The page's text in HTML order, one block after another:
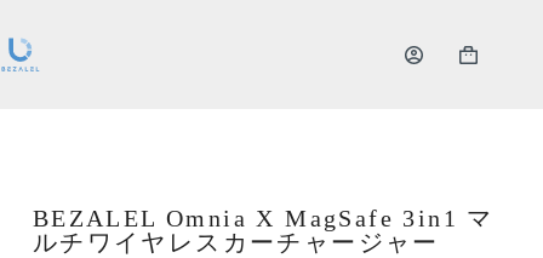
BEZALEL Omnia X MagSafe 3in1 マ
ルチワイヤレスカーチャージャー